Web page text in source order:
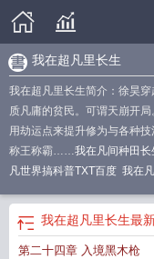
我在超凡里长生
我在超凡里长生简介：徐昊
质凡庸的贫民。可谓天崩开
用劫运点来提升修为与各种
称王称霸……我在凡间种田
凡世界搞科普TXT百度 我在
在凡间娶妻修仙
我在超神
我在超凡里长生最
第二十四章 入境黑木枪